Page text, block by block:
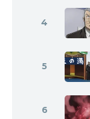
4
5
6